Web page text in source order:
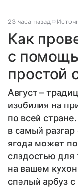
23 часа назад
Как
с
простой
Август –
изобилия на
по всей
в самый разгар
ягода может
сладостью для
на вашем
спелый арбуз